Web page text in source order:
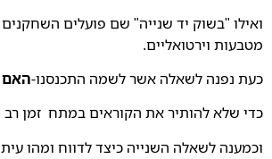
ואילו "בשוק יד שנייה" שם פועלים
מטבעות וירטואליים.
כעת נפנה לשאלה אשר לשמה התכנסנו-האם
כדי שלא להותיר את הקוראים במתח זמן
וכמענה לשאלה השנייה כיצד לדווח ומהו